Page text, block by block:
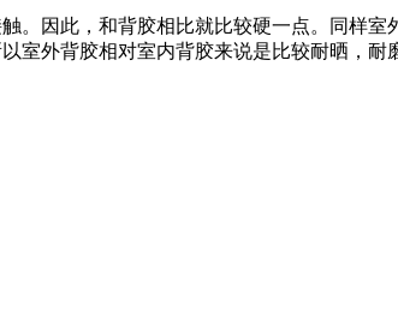
。因此，和背胶相比就比较硬一点。同样室
室外背胶相对室内背胶来说是比较耐晒，耐